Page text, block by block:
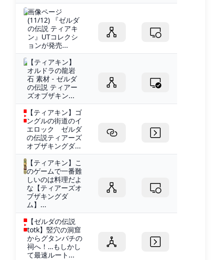
画像ページ
(11/12) 『ゼルダ
の伝説 ティアキ
ン』UTコレクシ
ョンが発売...
【ティアキン】
オルドラの龍岩
石 素材 - ゼルダ
の伝説 ティアー
ズオブザキン...
【ティアキン】ゴ
ングルの街道のイ
エロック ゼルダ
の伝説ティアーズ
オブザキングダ...
【ティアキン】こ
のゲームで一番難
しいのは料理だよ
な【ティアーズオ
ブザキングダ
ム】...
【ゼルダの伝説
totk】竪穴の洞窟
からグタンバチの
祠へ！…もしかし
て最速ルート...